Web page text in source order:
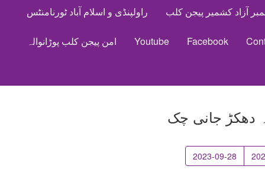
راولپنڈی و اسلام آباد ٹورنامنٹس آزاد کشمیر پیجن کلب
امن پیجن کلب پوڑانوالہ Youtube Facebook
دھکڑ جانی چک
2023-09-28